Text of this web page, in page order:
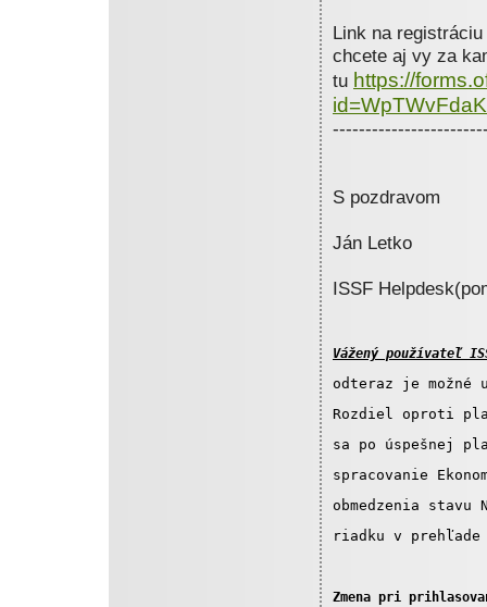
Link na
chcete aj vy za
tu https://
S pozdravom
Ján Letko
ISSF
Vážený používateľ
odteraz je
Rozdiel oproti
sa po úspešnej
spracovanie
obmedzenia
riadku v
Zmena pri